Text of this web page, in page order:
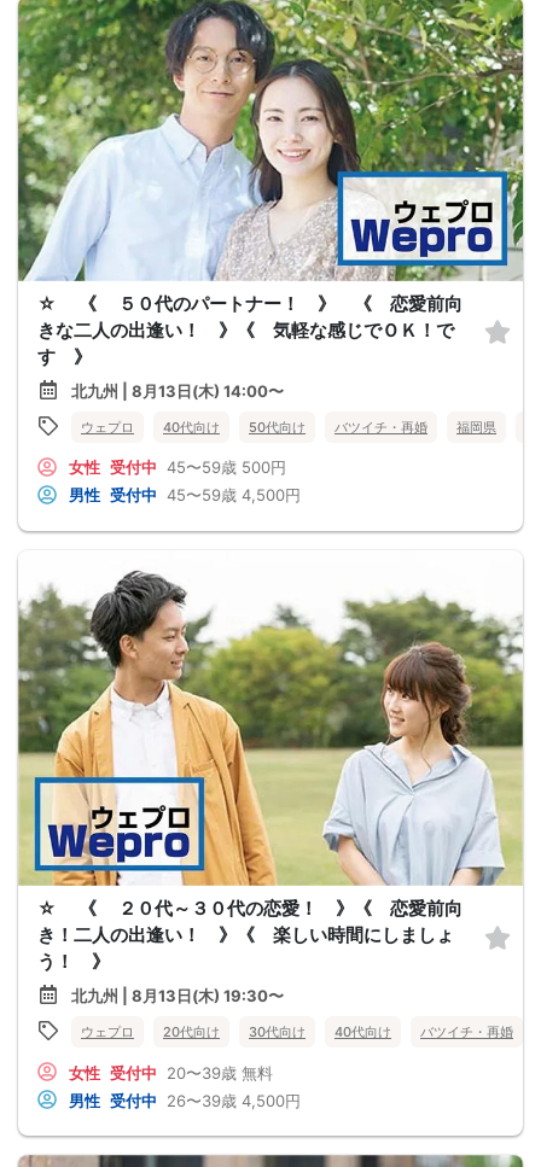
☆ 《 ５０代のパートナー！ 》 《 恋愛前向
きな二人の出逢い！ 》《 気軽な感じでＯＫ！で
す 》
北九州 | 8月13日(木) 14:00〜
ウェプロ 40代向け 50代向け バツイチ・再婚 福岡県
女性 受付中 45〜59歳 500円
男性 受付中 45〜59歳 4,500円
☆ 《 ２０代～３０代の恋愛！ 》《 恋愛前向
き！二人の出逢い！ 》《 楽しい時間にしましょ
う！ 》
北九州 | 8月13日(木) 19:30〜
ウェプロ 20代向け 30代向け 40代向け バツイチ・再婚
女性 受付中 20〜39歳 無料
男性 受付中 26〜39歳 4,500円